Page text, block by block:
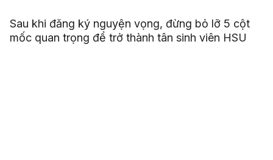
Sau khi đăng ký nguyện vọng, đừng bỏ lỡ 5 cột
mốc quan trọng để trở thành tân sinh viên HSU